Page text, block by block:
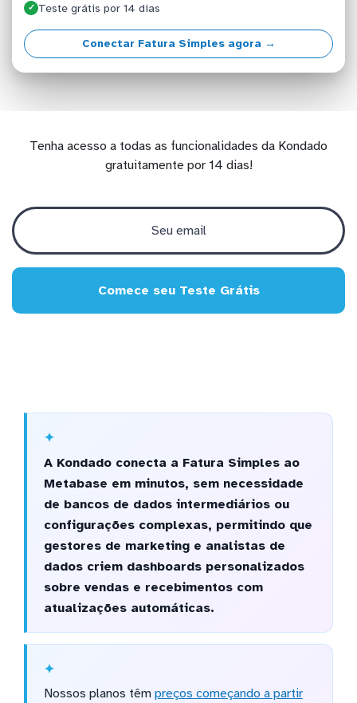
✓ Teste grátis por 14 dias
Conectar Fatura Simples agora →
Tenha acesso a todas as funcionalidades da Kondado
gratuitamente por 14 dias!
Comece seu Teste Grátis
A Kondado conecta a Fatura Simples ao
Metabase em minutos, sem necessidade
de bancos de dados intermediários ou
configurações complexas, permitindo que
gestores de marketing e analistas de
dados criem dashboards personalizados
sobre vendas e recebimentos com
atualizações automáticas.
Nossos planos têm preços começando a partir